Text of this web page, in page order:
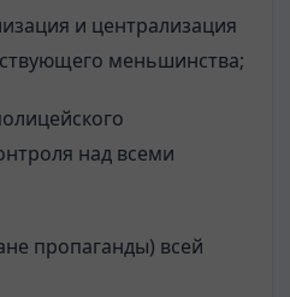
и централизация
меньшинства;
над всеми
пропаганды) всей